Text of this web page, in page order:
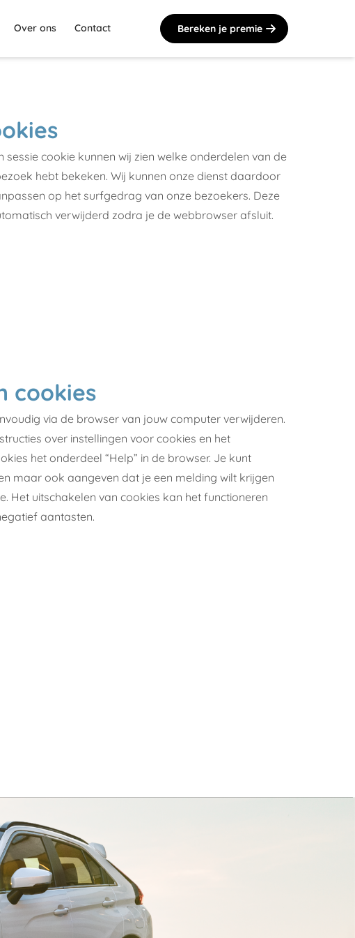
Over ons Contact Bereken je premie
sessie cookie kunnen wij zien welke onderdelen van de
hebt bekeken. Wij kunnen onze dienst daardoor
op het surfgedrag van onze bezoekers. Deze
verwijderd zodra je de webbrowser afsluit.
cookies
via de browser van jouw computer verwijderen.
over instellingen voor cookies en het
het onderdeel “Help” in de browser. Je kunt
maar ook aangeven dat je een melding wilt krijgen
Het uitschakelen van cookies kan het functioneren
aantasten.